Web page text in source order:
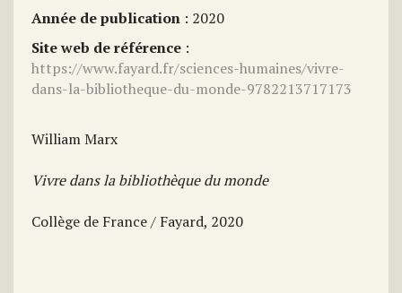
Année de publication : 2020
Site web de référence :
https://www.fayard.fr/sciences-humaines/vivre-
dans-la-bibliotheque-du-monde-9782213717173
William Marx
Vivre dans la bibliothèque du monde
Collège de France / Fayard, 2020